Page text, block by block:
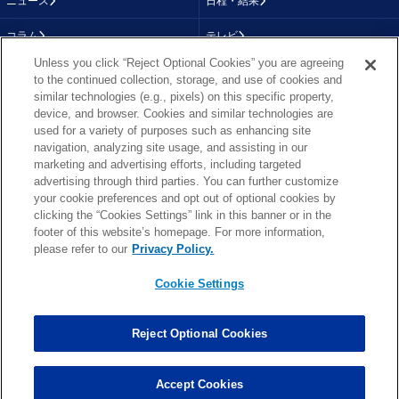
コラム テレビ
画像
About NFL
More NFL 特集
TOP お問い合わせ FAQ
PHOTO BY AP Images / PHOTO BY Getty Images
Unless you click “Reject Optional Cookies” you are agreeing
to the continued collection, storage, and use of cookies and
similar technologies (e.g., pixels) on this specific property,
device, and browser. Cookies and similar technologies are
used for a variety of purposes such as enhancing site
navigation, analyzing site usage, and assisting in our
marketing and advertising efforts, including targeted
advertising through third parties. You can further customize
your cookie preferences and opt out of optional cookies by
clicking the “Cookies Settings” link in this banner or in the
footer of this website’s homepage. For more information,
please refer to our Privacy Policy.
Cookie Settings
Reject Optional Cookies
Accept Cookies